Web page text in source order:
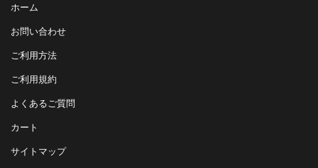
ホーム
お問い合わせ
ご利用方法
ご利用規約
よくあるご質問
カート
サイトマップ